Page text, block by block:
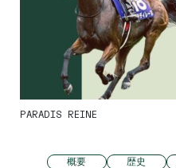
PARADIS REINE
概要 歴史